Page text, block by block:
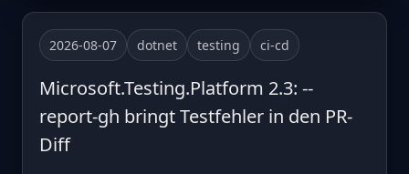
2026-08-07 dotnet testing ci-cd
Microsoft.Testing.Platform 2.3: --
report-gh bringt Testfehler in den PR-
Diff